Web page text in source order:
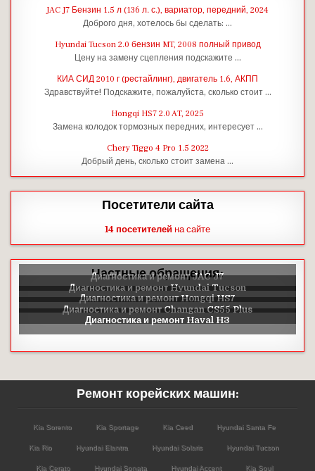
JAC J7 Бензин 1.5 л (136 л. с.), вариатор, передний, 2024
Доброго дня, хотелось бы сделать: …
Hyundai Tucson 2.0 бензин MT, 2008 полный привод
Цену на замену сцепления подскажите …
КИА СИД 2010 г (рестайлинг), двигатель 1.6, АКПП
Здравствуйте! Подскажите, пожалуйста, сколько стоит …
Hongqi HS7 2.0 AT, 2025
Замена колодок тормозных передних, интересует …
Chery Tiggo 4 Pro 1.5 2022
Добрый день, сколько стоит замена …
Посетители сайта
14 посетителей на сайте
Частные обращения:
Ремонт корейских машин:
Kia Sorento Kia Sportage Kia Ceed Hyundai Santa Fe
Kia Rio Hyundai Elantra Hyundai Solaris Hyundai Tucson
Kia Cerato Hyundai Sonata Hyundai Accent Kia Soul